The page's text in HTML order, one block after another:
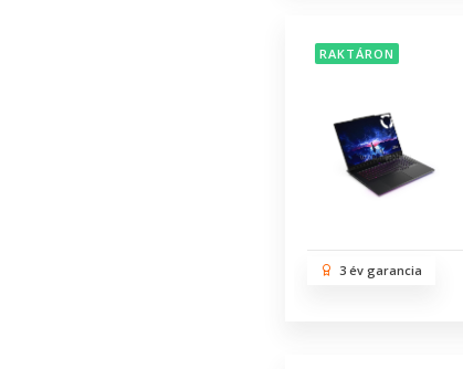
RAKTÁRON
3 év garancia